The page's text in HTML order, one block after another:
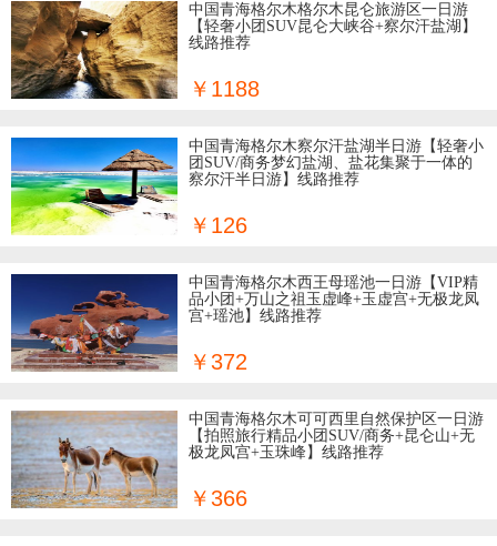
中国青海格尔木格尔木昆仑旅游区一日游
【轻奢小团SUV昆仑大峡谷+察尔汗盐湖】
线路推荐
￥1188
中国青海格尔木察尔汗盐湖半日游【轻奢小
团SUV/商务梦幻盐湖、盐花集聚于一体的
察尔汗半日游】线路推荐
￥126
中国青海格尔木西王母瑶池一日游【VIP精
品小团+万山之祖玉虚峰+玉虚宫+无极龙凤
宫+瑶池】线路推荐
￥372
中国青海格尔木可可西里自然保护区一日游
【拍照旅行精品小团SUV/商务+昆仑山+无
极龙凤宫+玉珠峰】线路推荐
￥366